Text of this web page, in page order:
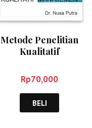
Metode Penelitian
Kualitatif
Putra
Rp70,000
BELI